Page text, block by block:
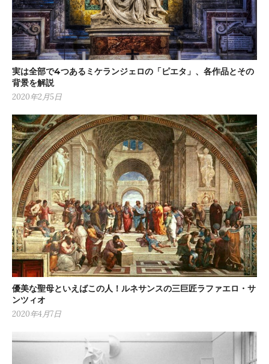
実は全部で4つあるミケランジェロの「ピエタ」、各作品とその
背景を解説
2020年2月5日
優美な聖母といえばこの人！ルネサンスの三巨匠ラファエロ・サ
ンツィオ
2020年4月7日